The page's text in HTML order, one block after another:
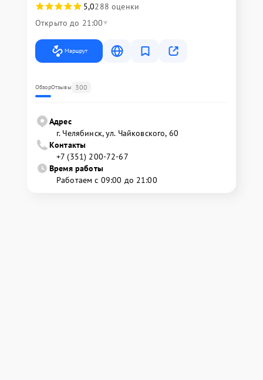
5,0288 оценки
Открыто до 21:00
Маршрут
ОбзорОтзывы 300
Адрес
г. Челябинск, ул. Чайковского, 60
Контакты
+7 (351) 200-72-67
Время работы
Работаем с 09:00 до 21:00